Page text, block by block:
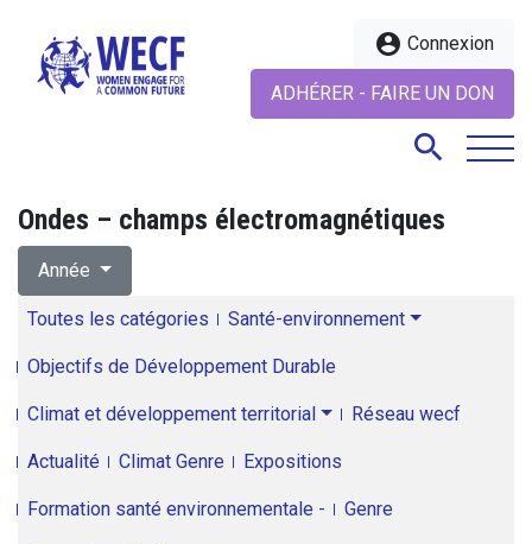
account_circle Connexion
ADHÉRER - FAIRE UN DON
search
Ondes – champs électromagnétiques
Année
Toutes les catégories Santé-environnement
Objectifs de Développement Durable
Climat et développement territorial Réseau wecf
Actualité Climat Genre Expositions
Formation santé environnementale - Genre